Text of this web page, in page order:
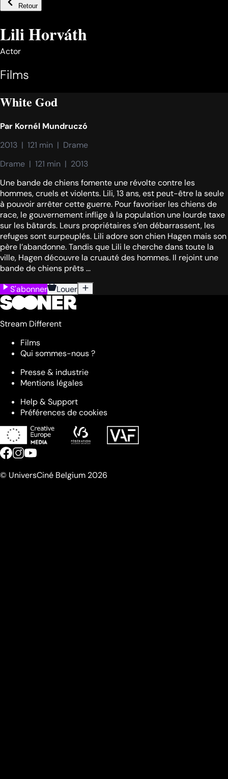
Retour
Lili Horváth
Actor
Films
White God
Par Kornél Mundruczó
2013  |  121 min  |  Drame
Drame  |  121 min  |  2013
Une bande de chiens fomente une révolte contre les
hommes, cruels et violents. Lili, 13 ans, est peut-être la seule
à pouvoir arrêter cette guerre. Pour favoriser les chiens de
race, le gouvernement inflige à la population une lourde taxe
sur les bâtards. Leurs propriétaires s’en débarrassent, les
refuges sont surpeuplés. Lili adore son chien Hagen mais son
père l’abandonne. Tandis que Lili le cherche dans toute la
ville, Hagen découvre la cruauté des hommes. Il rejoint une
bande de chiens prêts ...
S'abonner
Louer
Stream Different
Films
Qui sommes-nous ?
Presse & industrie
Mentions légales
Help & Support
Préférences de cookies
© UniversCiné Belgium 2026